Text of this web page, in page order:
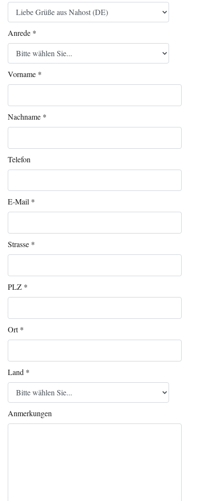
Anrede *
Vorname *
Nachname *
Telefon
E-Mail *
Strasse *
PLZ *
Ort*
Land *
Anmerkungen